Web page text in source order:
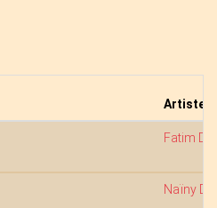
Artistes
Fatim
Naïny